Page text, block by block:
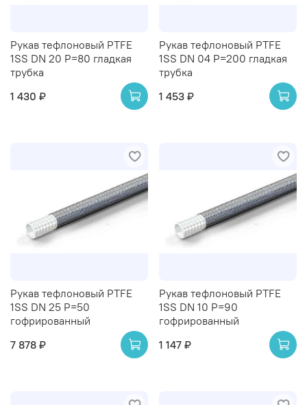
Рукав тефлоновый PTFE
1SS DN 20 P=80 гладкая
трубка
1 430 ₽
Рукав тефлоновый PTFE
1SS DN 04 P=200 гладкая
трубка
1 453 ₽
Рукав тефлоновый PTFE
1SS DN 25 P=50
гофрированный
7 878 ₽
Рукав тефлоновый PTFE
1SS DN 10 P=90
гофрированный
1 147 ₽